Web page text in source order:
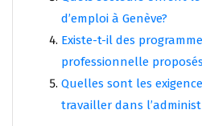
d’emploi à Genève?
Existe-t-il des
professionnelle
Quelles sont les
travailler dans